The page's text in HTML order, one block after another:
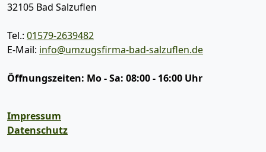
32105 Bad Salzuflen
Tel.: 01579-2639482
E-Mail: info@umzugsfirma-bad-salzuflen.de
Öffnungszeiten: Mo - Sa: 08:00 - 16:00 Uhr
Impressum
Datenschutz